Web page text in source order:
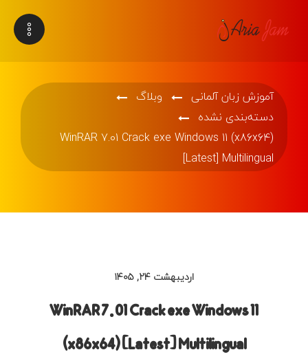
آموزش زبان آلمانی
وبلاگ
دسته‌بندی نشده
WinRAR 7.01 Crack exe Windows 11 (x86x64)
[Latest] Multilingual
اردیبهشت ۲۴, ۱۴۰۵
WinRAR 7.01 Crack exe Windows 11
(x86x64) [Latest] Multilingual